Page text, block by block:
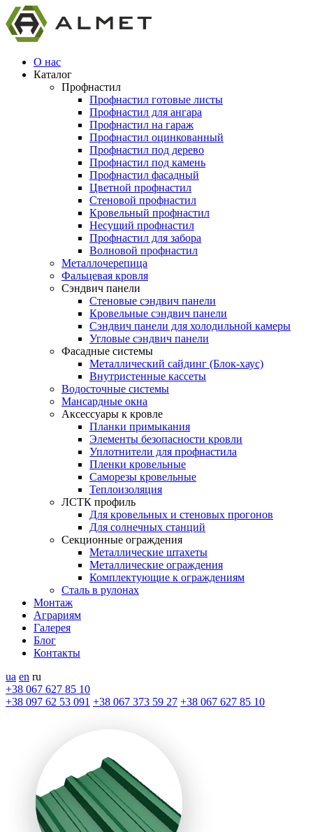
О нас
Каталог
Профнастил
Профнастил готовые листы
Профнастил для ангара
Профнастил на гараж
Профнастил оцинкованный
Профнастил под дерево
Профнастил под камень
Профнастил фасадный
Цветной профнастил
Стеновой профнастил
Кровельный профнастил
Несущий профнастил
Профнастил для забора
Волновой профнастил
Металлочерепица
Фальцевая кровля
Сэндвич панели
Стеновые сэндвич панели
Кровельные сэндвич панели
Сэндвич панели для холодильной камеры
Угловые сэндвич панели
Фасадные системы
Металлический сайдинг (Блок-хаус)
Внутристенные кассеты
Водосточные системы
Мансардные окна
Аксессуары к кровле
Планки примыкания
Элементы безопасности кровли
Уплотнители для профнастила
Пленки кровельные
Саморезы кровельные
Теплоизоляция
ЛСТК профиль
Для кровельных и стеновых прогонов
Для солнечных станций
Секционные ограждения
Металлические штахеты
Металлические ограждения
Комплектующие к ограждениям
Сталь в рулонах
Монтаж
Аграриям
Галерея
Блог
Контакты
ua en ru
+38 067 627 85 10
+38 097 62 53 091 +38 067 373 59 27 +38 067 627 85 10